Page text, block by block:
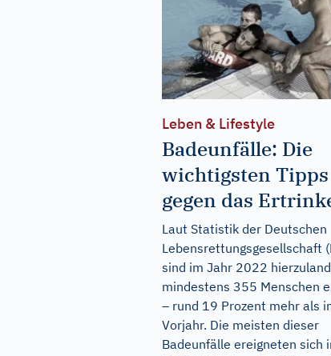
Leben & Lifestyle
Badeunfälle: Die
wichtigsten Tipps
gegen das
Laut Statistik der Deutschen
Lebensrettungsgesellschaft
sind im Jahr 2022
mindestens 355 Menschen
– rund 19 Prozent mehr als
Vorjahr. Die meisten dieser
Badeunfälle ereigneten sich